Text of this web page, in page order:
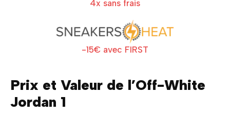
4x sans frais
-15€ avec FIRST
Prix et Valeur de l’Off-White
Jordan 1